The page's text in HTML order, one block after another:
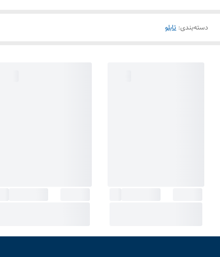
دسته‌بندی: تابلو